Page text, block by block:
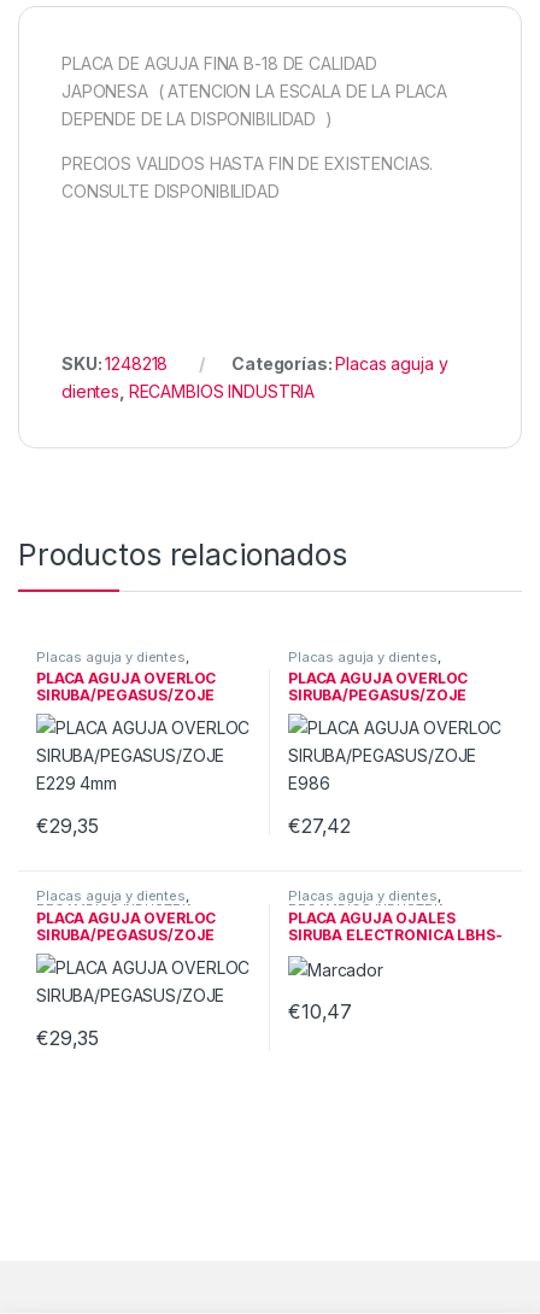
PLACA DE AGUJA FINA B-18 DE CALIDAD
JAPONESA ( ATENCION LA ESCALA DE LA PLACA
DEPENDE DE LA DISPONIBILIDAD )
PRECIOS VALIDOS HASTA FIN DE EXISTENCIAS.
CONSULTE DISPONIBILIDAD
SKU:1248218 Categorías:Placas aguja y
dientes RECAMBIOS INDUSTRIA
Productos relacionados
Placas aguja y dientes
RECAMBIOS INDUSTRIA
PLACA AGUJA OVERLOC
SIRUBA/PEGASUS/ZOJE
E229 4mm
€29,35
Placas aguja y dientes
RECAMBIOS INDUSTRIA
PLACA AGUJA OVERLOC
SIRUBA/PEGASUS/ZOJE
E986
€27,42
Placas aguja y dientes,
RECAMBIOS INDUSTRIA
PLACA AGUJA OVERLOC
SIRUBA/PEGASUS/ZOJE
€29,35
Placas aguja y dientes,
RECAMBIOS INDUSTRIA
PLACA AGUJA OJALES
SIRUBA ELECTRONICA LBHS-
1790
€10,47